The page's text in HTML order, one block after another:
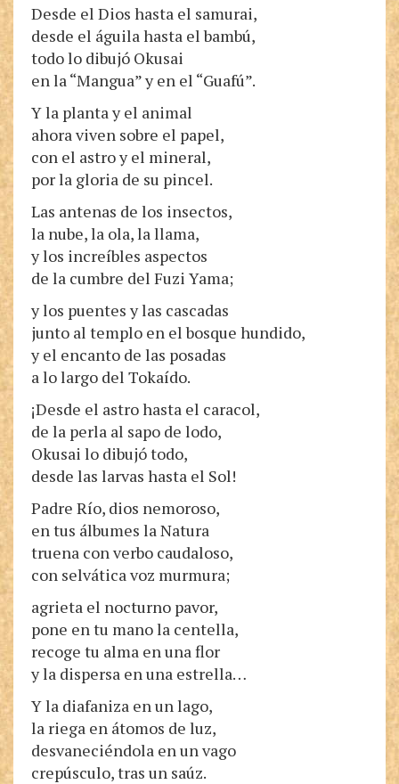
Desde el Dios hasta el samurai,
desde el águila hasta el bambú,
todo lo dibujó Okusai
en la “Mangua” y en el “Guafú”.
Y la planta y el animal
ahora viven sobre el papel,
con el astro y el mineral,
por la gloria de su pincel.
Las antenas de los insectos,
la nube, la ola, la llama,
y los increíbles aspectos
de la cumbre del Fuzi Yama;
y los puentes y las cascadas
junto al templo en el bosque hundido,
y el encanto de las posadas
a lo largo del Tokaído.
¡Desde el astro hasta el caracol,
de la perla al sapo de lodo,
Okusai lo dibujó todo,
desde las larvas hasta el Sol!
Padre Río, dios nemoroso,
en tus álbumes la Natura
truena con verbo caudaloso,
con selvática voz murmura;
agrieta el nocturno pavor,
pone en tu mano la centella,
recoge tu alma en una flor
y la dispersa en una estrella…
Y la diafaniza en un lago,
la riega en átomos de luz,
desvaneciéndola en un vago
crepúsculo, tras un saúz.